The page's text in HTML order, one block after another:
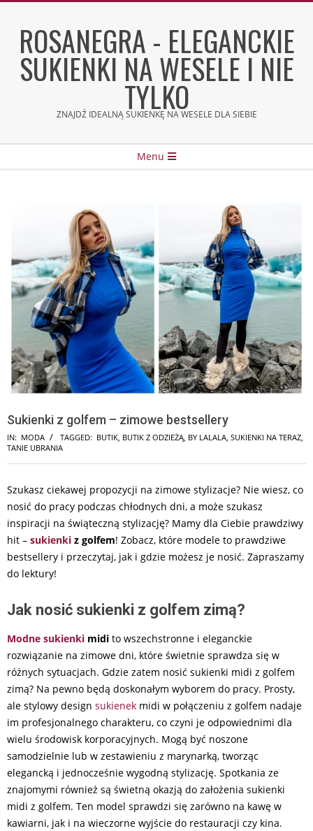
contentROSANEGRA - ELEGANCKIE
SUKIENKI NA WESELE I NIE
TYLKO
ZNAJDŹ IDEALNĄ SUKIENKĘ NA WESELE DLA SIEBIE
Menu
Sukienki z golfem – zimowe bestsellery
IN: MODA TAGGED: BUTIK, BUTIK Z ODZIEŻĄ, BY LALALA, SUKIENKI NA TERAZ,
TANIE UBRANIA
Szukasz ciekawej propozycji na zimowe stylizacje? Nie wiesz, co
nosić do pracy podczas chłodnych dni, a może szukasz
inspiracji na świąteczną stylizację? Mamy dla Ciebie prawdziwy
hit – sukienki z golfem! Zobacz, które modele to prawdziwe
bestsellery i przeczytaj, jak i gdzie możesz je nosić. Zapraszamy
do lektury!
Jak nosić sukienki z golfem zimą?
Modne sukienki midi to wszechstronne i eleganckie
rozwiązanie na zimowe dni, które świetnie sprawdza się w
różnych sytuacjach. Gdzie zatem nosić sukienki midi z golfem
zimą? Na pewno będą doskonałym wyborem do pracy. Prosty,
ale stylowy design sukienek midi w połączeniu z golfem nadaje
im profesjonalnego charakteru, co czyni je odpowiednimi dla
wielu środowisk korporacyjnych. Mogą być noszone
samodzielnie lub w zestawieniu z marynarką, tworząc
elegancką i jednocześnie wygodną stylizację. Spotkania ze
znajomymi również są świetną okazją do założenia sukienki
midi z golfem. Ten model sprawdzi się zarówno na kawę w
kawiarni, jak i na wieczorne wyjście do restauracji czy kina.